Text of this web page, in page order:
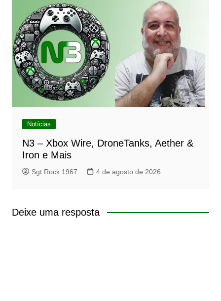
Notícias
N3 – Xbox Wire, DroneTanks, Aether &
Iron e Mais
Sgt Rock 1967 4 de agosto de 2026
Deixe uma resposta